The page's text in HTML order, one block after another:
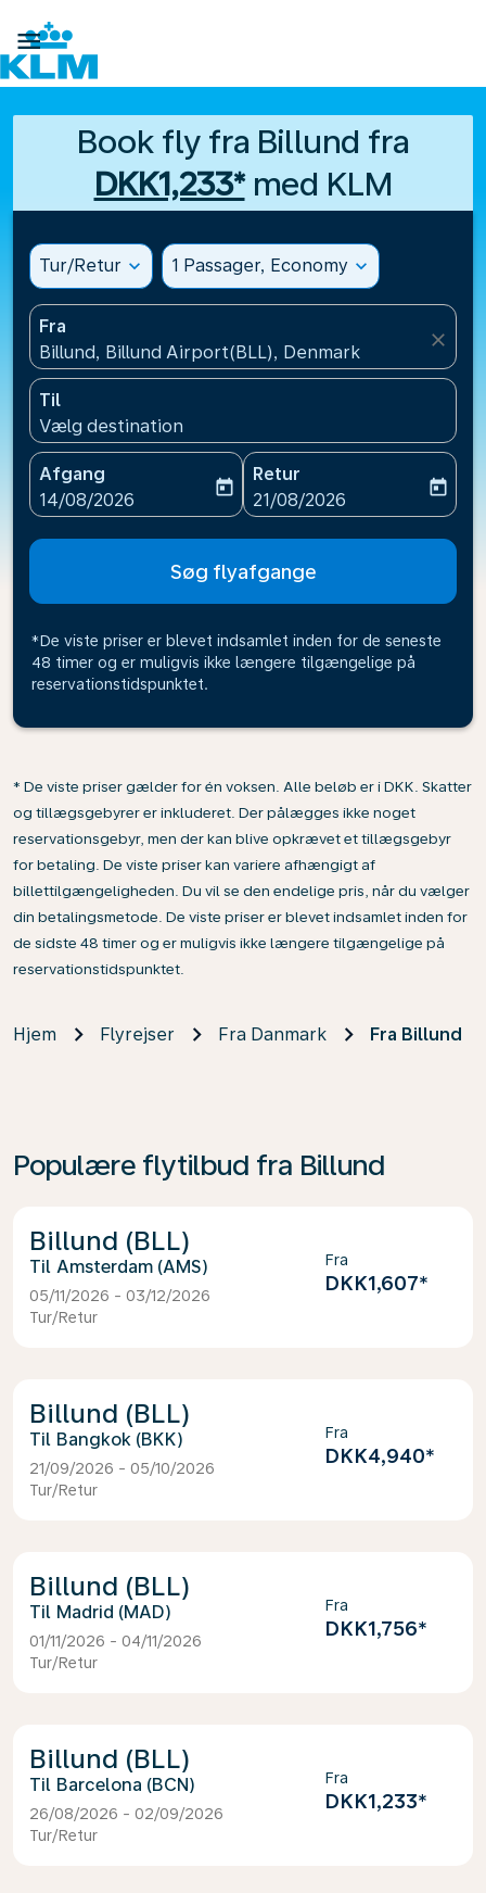

Book fly fra Billund fra
DKK1,233*med KLM
Tur/Retur expand_more 1 Passager, Economy expand_more
Fra
Billund, Billund Airport(BLL), Denmark
close
Til
Vælg destination
Afgang
fc-booking-departure-date-aria-label
14/08/2026
today
Retur
fc-booking-return-date-
21/08/2026
today
Søg flyafgange
*De viste priser er blevet indsamlet inden for de seneste
48 timer og er muligvis ikke længere tilgængelige på
reservationstidspunktet.
* De viste priser gælder for én voksen. Alle beløb er i DKK. Skatter
og tillægsgebyrer er inkluderet. Der pålægges ikke noget
reservationsgebyr, men der kan blive opkrævet et tillægsgebyr
for betaling. De viste priser kan variere afhængigt af
billettilgængeligheden. Du vil se den endelige pris, når du vælger
din betalingsmetode. De viste priser er blevet indsamlet inden for
de sidste 48 timer og er muligvis ikke længere tilgængelige på
reservationstidspunktet.
Hjem Flyrejser Fra Danmark Fra Billund
Populære flytilbud fra Billund
Billund (BLL)
Amsterdam (AMS)
05/11/2026 - 03/12/2026
Tur/Retur
Fra
DKK1,607*
Billund (BLL)
Bangkok (BKK)
21/09/2026 - 05/10/2026
Tur/Retur
Fra
DKK4,940*
Billund (BLL)
Madrid (MAD)
01/11/2026 - 04/11/2026
Tur/Retur
Fra
DKK1,756*
Billund (BLL)
Barcelona (BCN)
26/08/2026 - 02/09/2026
Tur/Retur
Fra
DKK1,233*